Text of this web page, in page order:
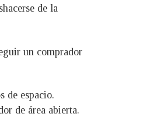
de la
un comprador
de espacio.
de área abierta.